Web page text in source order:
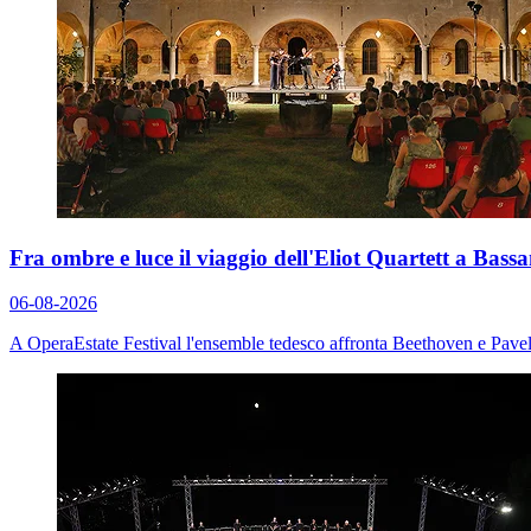
Fra ombre e luce il viaggio dell'Eliot Quartett a
06-08-2026
A OperaEstate Festival l'ensemble tedesco affronta Beethoven e